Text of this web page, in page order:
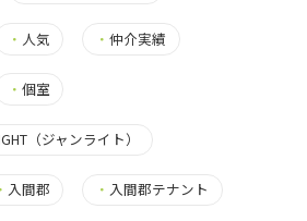
・ 人気 ・仲介実績
・個室
（ジャンライト）
・ 入間郡 ・ 入間郡テナント